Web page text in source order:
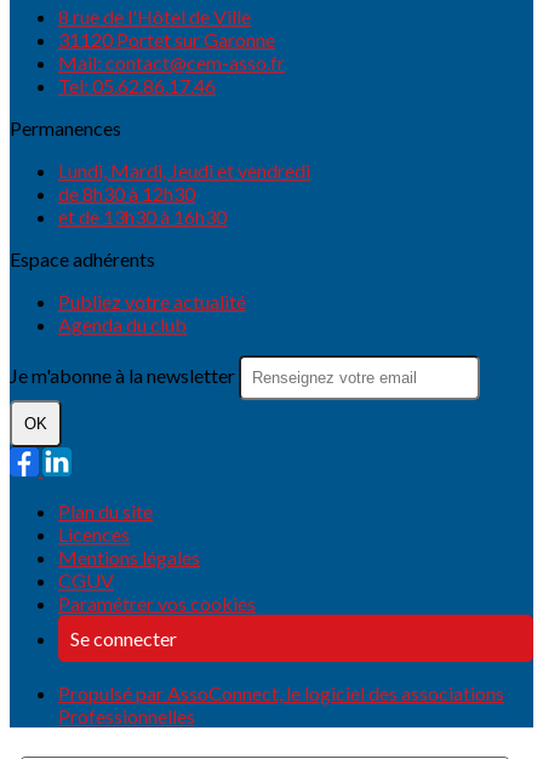
8 rue de l'Hôtel de Ville
31120 Portet sur Garonne
Mail: contact@cem-asso.fr
Tel: 05.62.86.17.46
Permanences
Lundi, Mardi, Jeudi et vendredi
de 8h30 à 12h30
et de 13h30 à 16h30
Espace adhérents
Publiez votre actualité
Agenda du club
Je m'abonne à la newsletter
OK
Plan du site
Licences
Mentions légales
CGUV
Paramétrer vos cookies
Se connecter
Propulsé par AssoConnect, le logiciel des associations
Professionnelles